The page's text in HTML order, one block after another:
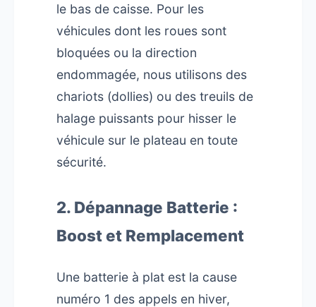
le bas de caisse. Pour les
véhicules dont les roues sont
bloquées ou la direction
endommagée, nous utilisons des
chariots (dollies) ou des treuils de
halage puissants pour hisser le
véhicule sur le plateau en toute
sécurité.
2. Dépannage Batterie :
Boost et Remplacement
Une batterie à plat est la cause
numéro 1 des appels en hiver,